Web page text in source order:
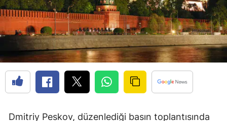
Dmitriy Peskov, düzenlediği basın toplantısında